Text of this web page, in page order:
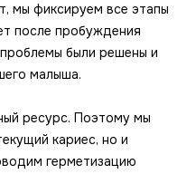
мы фиксируем все этапы
после пробуждения
были решены и
малыша.
ресурс. Поэтому мы
кариес, но и
герметизацию